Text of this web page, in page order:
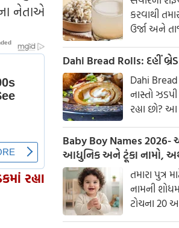
નેતાએ
રહ્યા
કરવાથી
ઉર્જા અને
પાણી એક
માનવામાં
ઉનાળામાં
Dahi Bread Rolls: દહીં
Dahi
નાસ્તો
રહ્યા છો? આ
વિકલ્પ આપે
અને અંદરથી
અને ક્રીમી
તેને બધી
બનાવે છે.
Baby Boy Names 2026-
આધુનિક અને ટૂંકા નામો,
નામોની યાદી જુઓ.તમારા પુત્ર
નામની
ટોચના 20
બાળક